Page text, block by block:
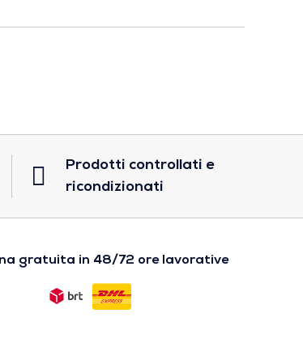
Prodotti controllati e
ricondizionati
gratuita in 48/72 ore lavorative